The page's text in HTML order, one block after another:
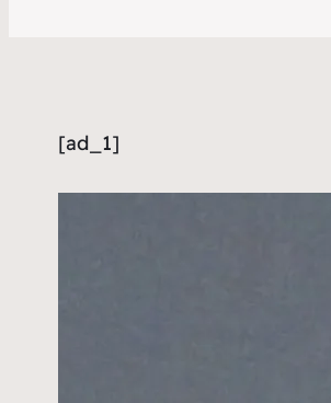
[ad_1]